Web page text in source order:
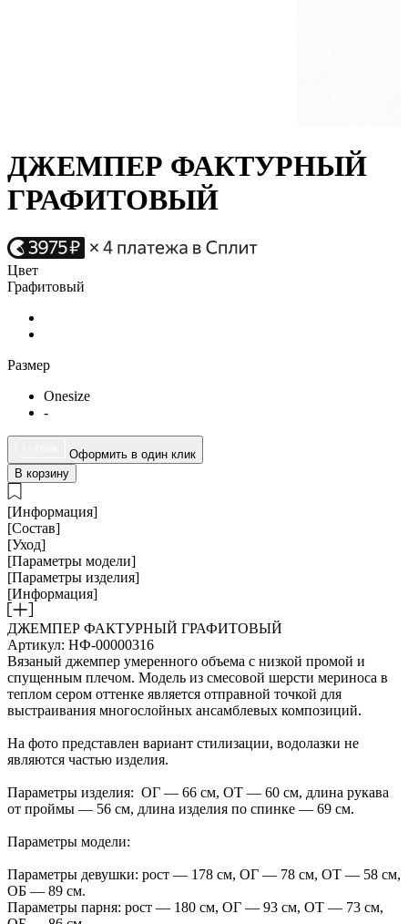
ДЖЕМПЕР ФАКТУРНЫЙ
ГРАФИТОВЫЙ
Цвет
Графитовый
Размер
Onesize
-
Оформить в один клик
В корзину
[Информация]
[Состав]
[Уход]
[Параметры модели]
[Параметры изделия]
[Информация]
ДЖЕМПЕР ФАКТУРНЫЙ ГРАФИТОВЫЙ
Артикул: НФ-00000316
Вязаный джемпер умеренного объема с низкой промой и
спущенным плечом. Модель из смесовой шерсти мериноса в
теплом сером оттенке является отправной точкой для
выстраивания многослойных ансамблевых композиций.
На фото представлен вариант стилизации, водолазки не
являются частью изделия.
Параметры изделия: ОГ — 66 см, ОТ — 60 см, длина рукава
от проймы — 56 см, длина изделия по спинке — 69 см.
Параметры модели:
Параметры девушки: рост — 178 см, ОГ — 78 см, ОТ — 58 см,
ОБ — 89 см.
Параметры парня: рост — 180 см, ОГ — 93 см, ОТ — 73 см,